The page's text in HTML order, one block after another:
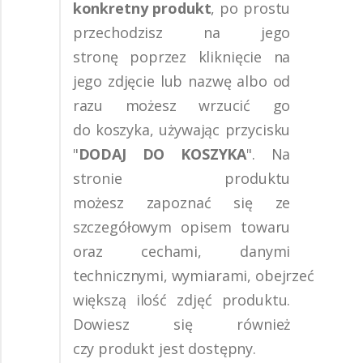
konkretny produkt, po prostu
przechodzisz na jego
stronę poprzez kliknięcie na
jego zdjęcie lub nazwę albo od
razu możesz wrzucić go
do koszyka, używając przycisku
"DODAJ DO KOSZYKA". Na
stronie produktu
możesz zapoznać się ze
szczegółowym opisem towaru
oraz cechami, danymi
technicznymi, wymiarami, obejrzeć
większą ilość zdjęć produktu.
Dowiesz się również
czy produkt jest dostępny.